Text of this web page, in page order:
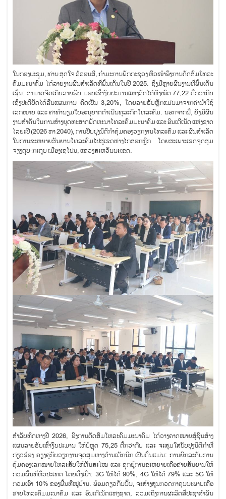
ໃນກອງປະຊຸມ, ທ່ານ ສຸດໃຈ ລໍລອນສີ, ກຳມະການພັກກະຊວງ ຫົວໜ້າອົງການດັດສົມໂທລະ
ຄົມມະນາຄົມ ໄດ້ລາຍງານຜົນສຳເລັດທີ່ພົ້ນເດັ່ນໃນປີ 2025. ຊຶ່ງມີຫຼາຍຜົນງານທີ່ພົ້ນເດັ່ນ
ເຊັ່ນ: ສາມາດຈັດເກັບລາຍຮັບ ມອບເຂົ້າງົບປະມານແຫ່ງລັດໄດ້ທັງໝົດ 77,22 ຕື້ກວ່າກີບ
ເຊິ່ງປະຕິບັດໄດ້ລື່ນແຜນການ ຄິດເປັນ 3,20%, ໂດຍລາຍຮັບຫຼັກແມ່ນມາຈາກຄ່ານຳໃຊ້
ເລກໝາຍ ແລະ ຄ່າທຳນຽມໃບອະນຸຍາດດຳເນີນທຸລະກິດໂທລະຄົມ. ນອກຈາກນີ້, ຍັງມີຜົນ
ງານສຳຄັນໃນການສ້າງຍຸດທະສາດພັດທະນາໂທລະຄົມມະນາຄົມ ແລະ ອິນເຕີເນັດ ແຫ່ງຊາດ
ໄລຍະປີ (2026 ຫາ 2040), ການປັບປຸງນິຕິກຳຄຸ້ມຄອງວຽກງານໂທລະຄົມ ແລະ ຜົນສຳເລັດ
ໃນການຂະຫຍາຍສັນຍານໂທລະຄົມໄປສູ່ເຂດຫ່າງໄກສອກຫຼີກ ໂດຍສະເພາະເຂດຈຸດສຸມ
ຈຽງຕູບ-ກະຕູບ ເມືອງເຊໂປນ, ແຂວງສະຫວັນນະເຂດ.
ສຳລັບທິດທາງປີ 2026, ອົງການດັດສົມໂທລະຄົມມະນາຄົມ ໄດ້ວາງຄາດໝາຍສູ້ຊົນສ້າງ
ແຜນລາຍຮັບເຂົ້າງົບປະມານ ໃຫ້ບໍ່ຫຼຸດ 75,25 ຕື້ກວ່າກີບ ແລະ ຈະສຸມໃສ່ປັບປຸງນິຕິກຳທີ່
ກ່ຽວຂ້ອງ ຄຽງຄູ່ກັບວຽກງານຈຸດສຸມທາງດ້ານເຕັກນິກ ເປັນຕົ້ນແມ່ນ: ການຍົກລະດັບການ
ຄຸ້ມຄອງເລກໝາຍໂທລະສັບໃຫ້ທັນສະໄໝ ແລະ ຊຸກຍູ້ການຂະຫຍາຍເຄືອຂ່າຍສັນຍານໃຫ້
ກວມພື້ນທີ່ທົ່ວປະເທດ ໂດຍຕັ້ງເປົ້າ: 3G ໃຫ້ໄດ້ 90%, 4G ໃຫ້ໄດ້ 79% ແລະ 5G ໃຫ້
ກວມເອົາ 10% ຂອງພື້ນທີ່ໝູ່ບ້ານ. ພ້ອມດຽວກັນນັ້ນ, ຈະສ້າງສູນກວດກາຄຸນນະພາບເຄືອ
ຂ່າຍໂທລະຄົມມະນາຄົມ ແລະ ອິນເຕີເນັດແຫ່ງຊາດ, ລວມເຖິງການຜະລິດສື່ປະຊາສຳພັນ